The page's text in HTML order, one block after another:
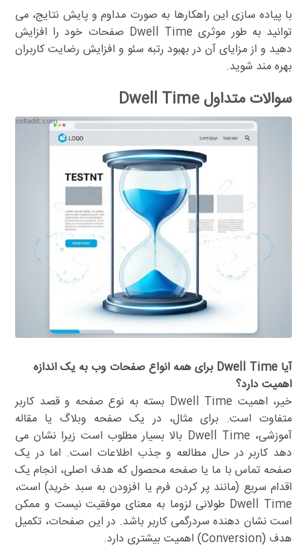
با پیاده سازی این راهکارها به صورت مداوم و پایش نتایج، می
توانید به طور موثری Dwell Time صفحات خود را افزایش
دهید و از مزایای آن در بهبود رتبه سئو و افزایش رضایت کاربران
بهره مند شوید.
سوالات متداول Dwell Time
آیا Dwell Time برای همه انواع صفحات وب به یک اندازه
اهمیت دارد؟
خیر، اهمیت Dwell Time بسته به نوع صفحه و قصد کاربر
متفاوت است. برای مثال، در یک صفحه وبلاگ یا مقاله
آموزشی، Dwell Time بالا بسیار مطلوب است زیرا نشان می
دهد کاربر در حال مطالعه و جذب اطلاعات است. اما در یک
صفحه تماس با ما یا صفحه محصول که هدف اصلی، انجام یک
اقدام سریع (مانند پر کردن فرم یا افزودن به سبد خرید) است،
Dwell Time طولانی لزوما به معنای موفقیت نیست و ممکن
است نشان دهنده سردرگمی کاربر باشد. در این صفحات، تکمیل
هدف (Conversion) اهمیت بیشتری دارد.